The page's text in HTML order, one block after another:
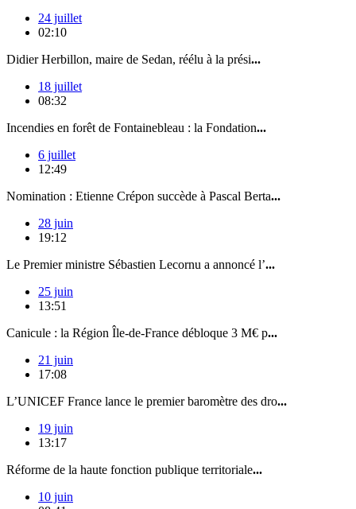
24 juillet
02:10
Didier Herbillon, maire de Sedan, réélu à la prési...
18 juillet
08:32
Incendies en forêt de Fontainebleau : la Fondation...
6 juillet
12:49
Nomination : Etienne Crépon succède à Pascal Berta...
28 juin
19:12
Le Premier ministre Sébastien Lecornu a annoncé l’...
25 juin
13:51
Canicule : la Région Île-de-France débloque 3 M€ p...
21 juin
17:08
L’UNICEF France lance le premier baromètre des dro...
19 juin
13:17
Réforme de la haute fonction publique territoriale...
10 juin